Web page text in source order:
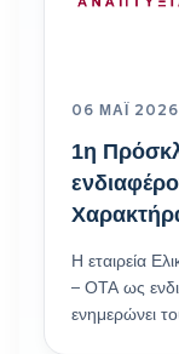
06 ΜΆΙ 2026
1η
Η εταιρεία
– ΟΤΑ ως
ενημερώνει